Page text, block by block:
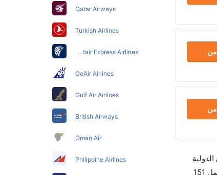
من
من
والأسعار والأوقات في مكان واحد لجعل تجربتك سهلة ومريحة وإن الخطوط الجوية التي تسير رحلات بين و سان دييغو هي 9 يوجد بالمجمل 151
Qatar Airways
Turkish Airlines
Egyptair Express Airlines
GoAir Airlines
Gulf Air Airlines
British Airways
Oman Air
Philippine Airlines